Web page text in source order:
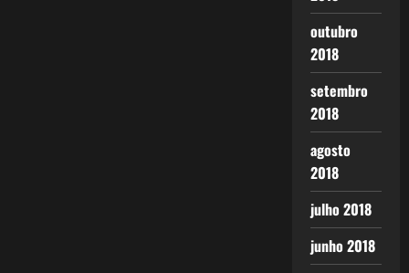
outubro
2018
setembro
2018
agosto
2018
julho 2018
junho 2018